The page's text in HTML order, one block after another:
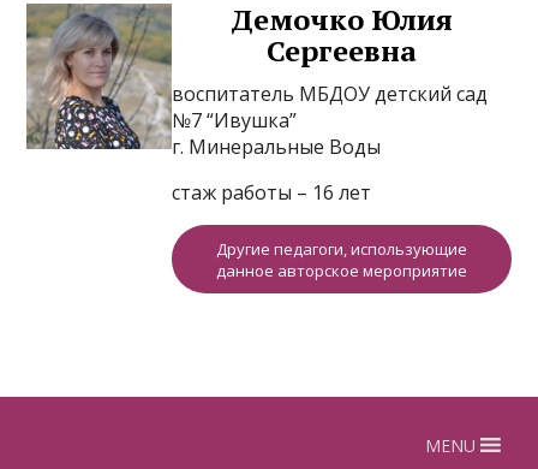
Демочко Юлия
Сергеевна
воспитатель МБДОУ детский сад
№7 “Ивушка”
г. Минеральные Воды
стаж работы – 16 лет
Другие педагоги, использующие
данное авторское мероприятие
MENU